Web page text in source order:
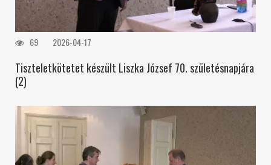
69 2026-04-17
Tiszteletkötetet készült Liszka József 70. születésnapjára
(2)